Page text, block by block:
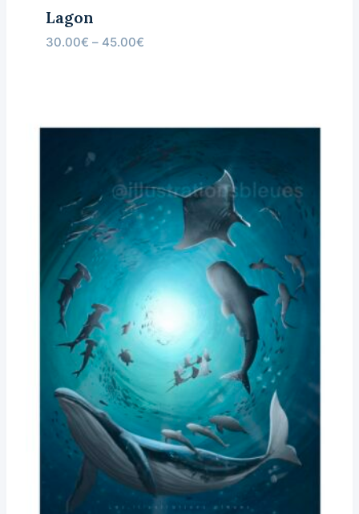
Lagon
30.00€ – 45.00€